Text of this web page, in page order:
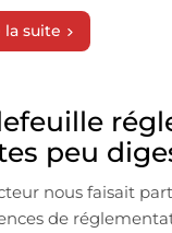
la suite
peu
nous faisait
de